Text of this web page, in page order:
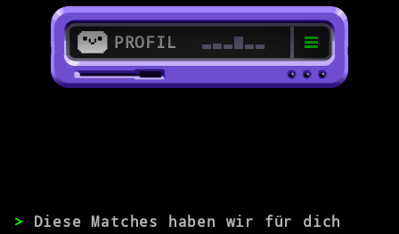
PROFIL
>
> Diese Matches haben wir für dich